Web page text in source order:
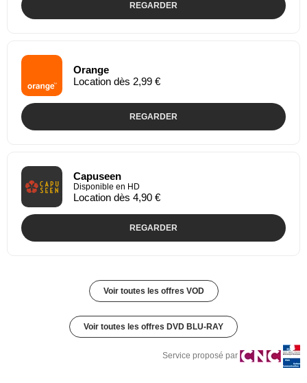
REGARDER
Orange
Location dès 2,99 €
REGARDER
Capuseen
Disponible en HD
Location dès 4,90 €
REGARDER
Voir toutes les offres VOD
Voir toutes les offres DVD BLU-RAY
Service proposé par